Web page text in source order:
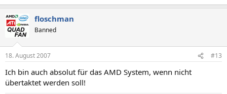
floschman
Banned
18. August 2007 #13
Ich bin auch absolut für das AMD System, wenn nicht
übertaktet werden soll!